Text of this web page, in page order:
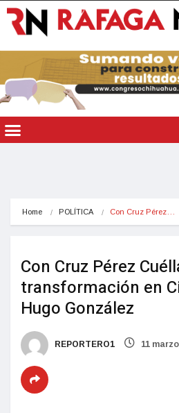
Home POLÍTICA Con Cruz Pérez…
Con Cruz Pérez
transformación en
Hugo González
REPORTERO1 11